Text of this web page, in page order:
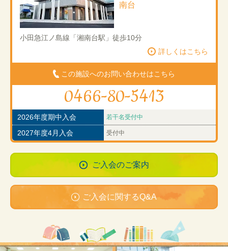
南台
小田急江ノ島線「湘南台駅」徒歩10分
詳しくはこちら
この施設へのお問い合わせはこちら
0466-80-5413
2026年度期中入会 若干名受付中
2027年度4月入会 受付中
ご入会のご案内
ご入会に関するQ&A